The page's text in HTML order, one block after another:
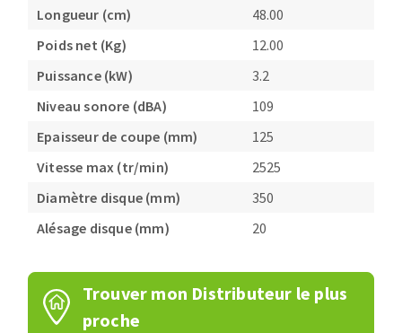
Longueur (cm)
48.00
Poids net (Kg)
12.00
Puissance (kW)
3.2
Niveau sonore (dBA)
109
Epaisseur de coupe (mm)
125
Vitesse max (tr/min)
2525
Diamètre disque (mm)
350
Alésage disque (mm)
20
Trouver mon Distributeur le plus
proche